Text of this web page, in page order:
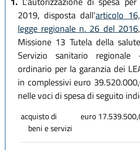
2019, disposta dall'articolo
legge regionale n. 26 del 2016
Missione 13 Tutela della
Servizio sanitario regionale
ordinario per la garanzia dei
in complessivi euro
nelle voci di spesa di seguito
acquisto di
beni e servizi
euro